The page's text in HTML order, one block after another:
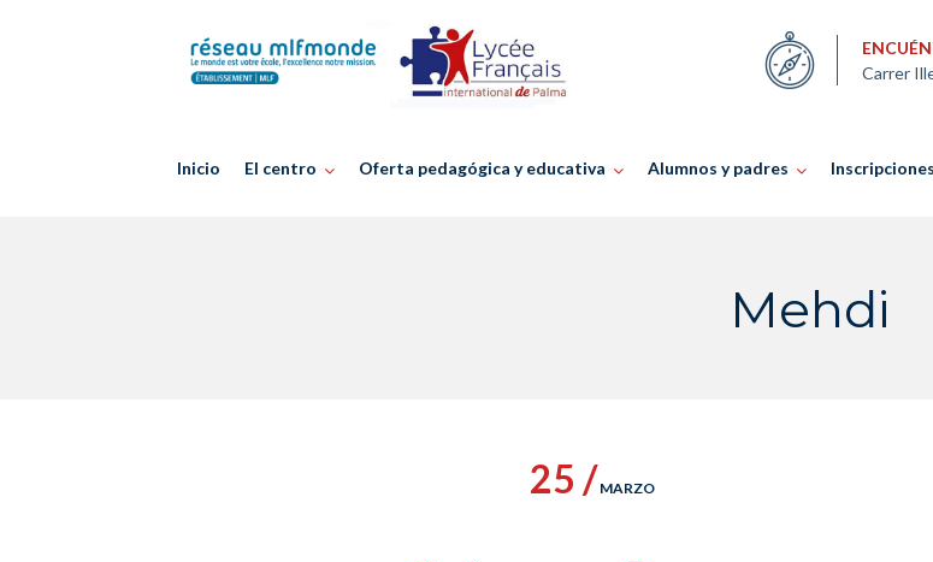
Carrer
Inicio El centro Oferta pedagógica y educativa Alumnos y padres Inscripciones
Mehdi
25 / MARZO